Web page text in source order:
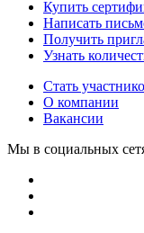
Купить
Написать
Получить
Узнать
Стать
О компании
Вакансии
Мы в социальных